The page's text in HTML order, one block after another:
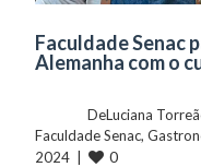
Faculdade Senac
Alemanha com o
DeLuciana
Faculdade Senac,
2024  |
0